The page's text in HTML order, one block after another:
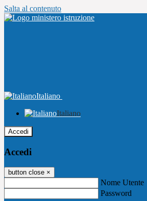
Salta al contenuto
Italiano
Italiano
Accedi
Accedi
button close ×
Nome Utente
Password